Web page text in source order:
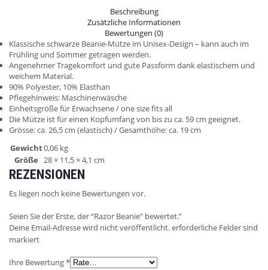
Beschreibung
Zusätzliche Informationen
Bewertungen (0)
Klassische schwarze Beanie-Mütze im Unisex-Design – kann auch im
Frühling und Sommer getragen werden.
Angenehmer Tragekomfort und gute Passform dank elastischem und
weichem Material.
90% Polyester, 10% Elasthan
Pflegehinweis: Maschinenwäsche
Einheitsgröße für Erwachsene / one size fits all
Die Mütze ist für einen Kopfumfang von bis zu ca. 59 cm geeignet.
Grösse: ca. 26,5 cm (elastisch) / Gesamthöhe: ca. 19 cm
Gewicht0,06 kg
Größe 28 × 11,5 × 4,1 cm
REZENSIONEN
Es liegen noch keine Bewertungen vor.
Seien Sie der Erste, der “Razor Beanie” bewertet.”
Deine Email-Adresse wird nicht veröffentlicht. erforderliche Felder sind
markiert
Ihre Bewertung*